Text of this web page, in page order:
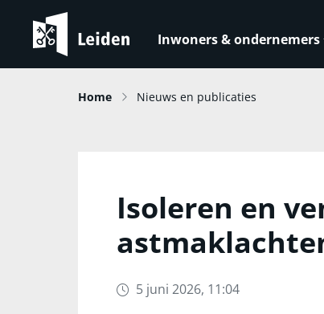
Inwoners & ondernemers
Home Nieuws en publicaties
Isoleren en
5 juni 2026, 11:04